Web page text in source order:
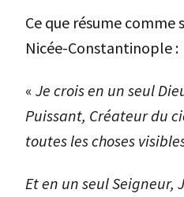
Ce que résume comme
Nicée-Constantinople :
« Je crois en un seul
Puissant, Créateur du
toutes les choses
Et en un seul Seigneur,